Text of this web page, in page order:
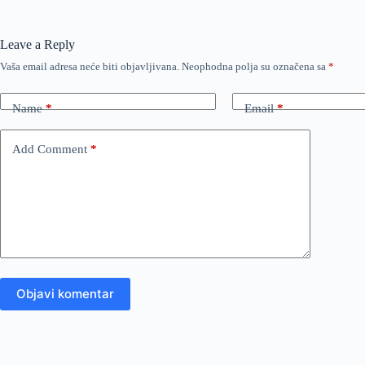
Leave a Reply
Vaša email adresa neće biti objavljivana. Neophodna polja su označena sa *
Name* Email*
Add Comment *
Objavi komentar